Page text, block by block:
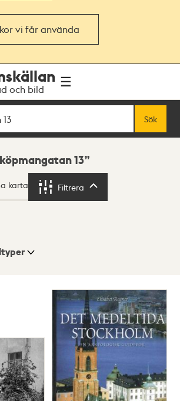
vi får använda
och bild
Sök
köpmangatan 13
karta Filtrera